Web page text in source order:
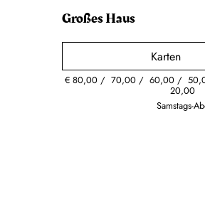
Großes Haus
Karten
€80,00 70,00 60,00
20,00
Samstags-